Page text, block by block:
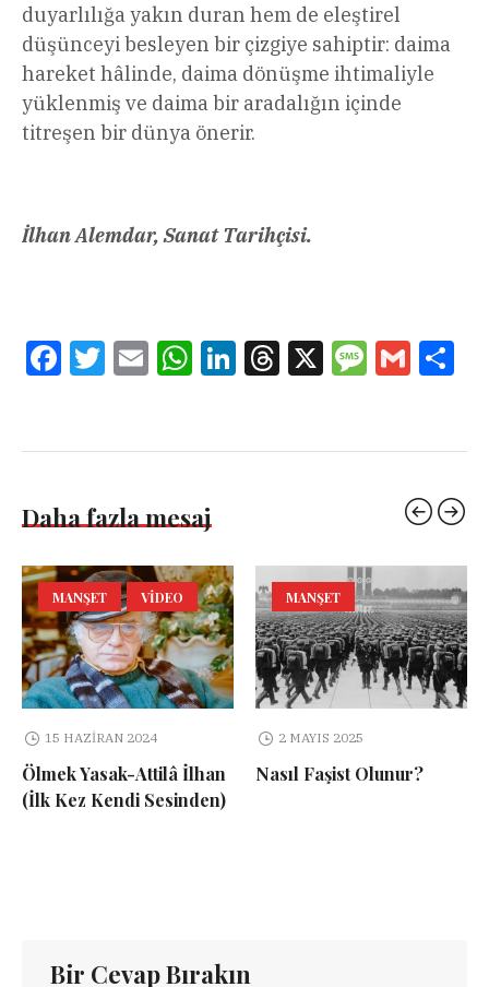
duyarlılığa yakın duran hem de eleştirel
düşünceyi besleyen bir çizgiye sahiptir: daima
hareket hâlinde, daima dönüşme ihtimaliyle
yüklenmiş ve daima bir aradalığın içinde
titreşen bir dünya önerir.
İlhan Alemdar, Sanat Tarihçisi.
FacebookTwitterEmail WhatsAppLinkedInThreads
X Message
Gmail
Daha fazla mesaj
MANŞET VIDEO
15 HAZIRAN 2024
Ölmek Yasak-Attilâ İlhan
(İlk Kez Kendi Sesinden)
MANŞET
2 MAYIS 2025
Nasıl Faşist Olunur?
Bir Cevap Bırakın